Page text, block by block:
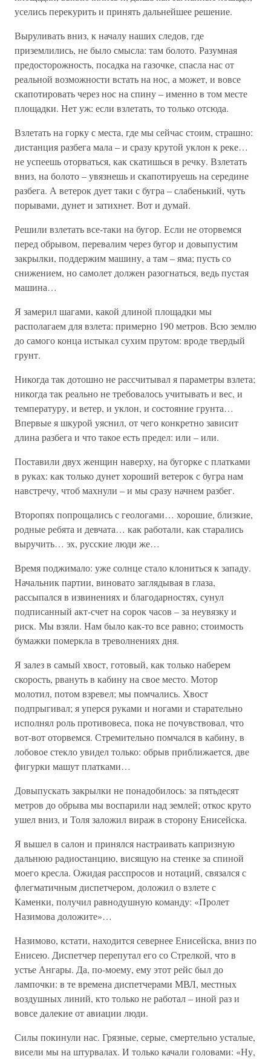
уселись перекурить и принять дальнейшее решение.
Выруливать вниз, к началу наших следов, где
приземлились, не было смысла: там болото. Разумная
предосторожность, посадка на газочке, спасла нас от
реальной возможности встать на нос, а может, и вовсе
скапотировать через нос на спину – именно в том месте
площадки. Нет уж: если взлетать, то только отсюда.
Взлетать на горку с места, где мы сейчас стоим, страшно:
дистанция разбега мала – и сразу крутой уклон к реке…
не успеешь оторваться, как скатишься в речку. Взлетать
вниз, на болото – увязнешь и скапотируешь на середине
разбега. А ветерок дует таки с бугра – слабенький, чуть
порывами, дунет и затихнет. Вот и думай.
Решили взлетать все-таки на бугор. Если не оторвемся
перед обрывом, перевалим через бугор и довыпустим
закрылки, поддержим машину, а там – яма; пусть со
снижением, но самолет должен разогнаться, ведь пустая
машина…
Я замерил шагами, какой длиной площадки мы
располагаем для взлета: примерно 190 метров. Всю землю
до самого конца истыкал сухим прутом: вроде твердый
грунт.
Никогда так дотошно не рассчитывал я параметры взлета;
никогда так реально не требовалось учитывать и вес, и
температуру, и ветер, и уклон, и состояние грунта…
Впервые я шкурой уяснил, от чего конкретно зависит
длина разбега и что такое есть предел: или – или.
Поставили двух женщин наверху, на бугорке с платками
в руках: как только дунет хороший ветерок с бугра нам
навстречу, чтоб махнули – и мы сразу начнем разбег.
Второпях попрощались с геологами… хорошие, близкие,
родные ребята и девчата… как работали, как старались
выручить… эх, русские люди же…
Время поджимало: уже солнце стало клониться к западу.
Начальник партии, виновато заглядывая в глаза,
рассыпался в извинениях и благодарностях, сунул
подписанный акт-счет на сорок часов – за неувязку и
риск. Мы взяли. Нам было как-то все равно; стоимость
бумажки померкла в треволнениях дня.
Я залез в самый хвост, готовый, как только наберем
скорость, рвануть в кабину на свое место. Мотор
молотил, потом взревел; мы помчались. Хвост
подпрыгивал; я уперся руками и ногами и старательно
исполнял роль противовеса, пока не почувствовал, что
вот-вот оторвемся. Стремительно помчался в кабину, в
лобовое стекло увидел только: обрыв приближается, две
фигурки машут платками…
Довыпускать закрылки не понадобилось: за пятьдесят
метров до обрыва мы воспарили над землей; откос круто
ушел вниз, и Толя заложил вираж в сторону Енисейска.
Я вышел в салон и принялся настраивать капризную
дальнюю радиостанцию, висящую на стенке за спиной
моего кресла. Ожидая расспросов и нотаций, связался с
флегматичным диспетчером, доложил о взлете с
Каменки, получил равнодушную команду: «Пролет
Назимова доложите»…
Назимово, кстати, находится севернее Енисейска, вниз по
Енисею. Диспетчер перепутал его со Стрелкой, что в
устье Ангары. Да, по-моему, ему этот рейс был до
лампочки: в те времена диспетчерами МВЛ, местных
воздушных линий, кто только не работал – иной раз и
вовсе далекие от авиации люди.
Силы покинули нас. Грязные, серые, смертельно усталые,
висели мы на штурвалах. И только качали головами: «Ну,